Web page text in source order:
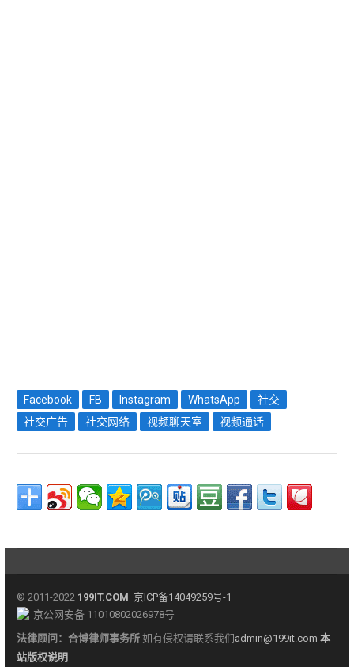
Facebook FB Instagram WhatsApp
社交
社交广告
社交网络 视频聊天室 视频通话
© 2011-2022 199IT.COM 京ICP备14049259号-1
京公网安备 11010802026978号
法律顾问： 合博律师事务所 如有侵权请联系我们 admin@199it.com 本
站版权说明